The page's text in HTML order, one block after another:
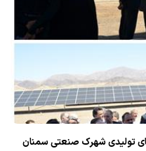
تولیدی شهرك صنعتی سمنان